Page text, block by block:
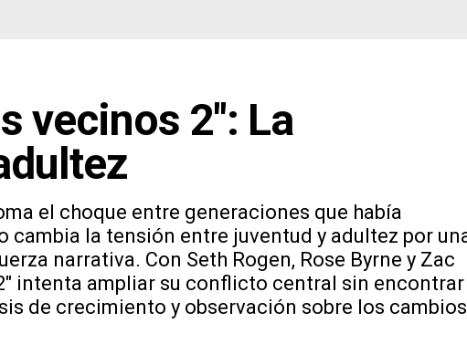
vecinos 2": La
el choque entre generaciones que había
cambia la tensión entre juventud y adultez por
narrativa. Con Seth Rogen, Rose Byrne y Zac
intenta ampliar su conflicto central sin encontrar
de crecimiento y observación sobre los cambios